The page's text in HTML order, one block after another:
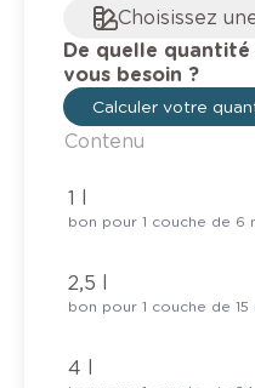
Choisissez
De quelle
vous besoin ?
Calculer votre
Contenu
1 l
bon pour 1 couche de 6
2,5 l
bon pour 1 couche de 15
4 l